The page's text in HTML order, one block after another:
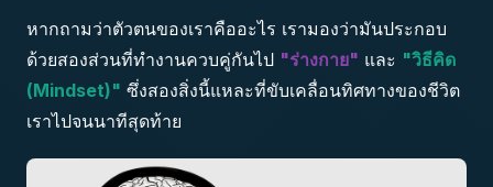
หากถามว่าตัวตนของเราคืออะไร เรามองว่ามันประกอบ
ด้วยสองส่วนที่ทำงานควบคู่กันไป "ร่างกาย" และ "วิธีคิด
(Mindset)" ซึ่งสองสิ่งนี้แหละที่ขับเคลื่อนทิศทางของชีวิต
เราไปจนนาทีสุดท้าย